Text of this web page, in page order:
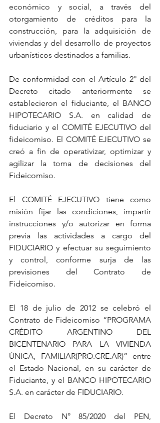
económico y social, a través del
otorgamiento de créditos para la
construcción, para la adquisición de
viviendas y del desarrollo de proyectos
urbanísticos destinados a familias.
De conformidad con el Artículo 2° del
Decreto citado anteriormente se
establecieron el fiduciante, el BANCO
HIPOTECARIO S.A. en calidad de
fiduciario y el COMITÉ EJECUTIVO del
fideicomiso. El COMITÉ EJECUTIVO se
creó a fin de operativizar, optimizar y
agilizar la toma de decisiones del
Fideicomiso.
El COMITÉ EJECUTIVO tiene como
misión fijar las condiciones, impartir
instrucciones y/o autorizar en forma
previa las actividades a cargo del
FIDUCIARIO y efectuar su seguimiento
y control, conforme surja de las
previsiones del Contrato de
Fideicomiso.
El 18 de julio de 2012 se celebró el
Contrato de Fideicomiso “PROGRAMA
CRÉDITO ARGENTINO DEL
BICENTENARIO PARA LA VIVIENDA
ÚNICA, FAMILIAR(PRO.CRE.AR)” entre
el Estado Nacional, en su carácter de
Fiduciante, y el BANCO HIPOTECARIO
S.A. en carácter de FIDUCIARIO.
El Decreto N° 85/2020 del PEN,